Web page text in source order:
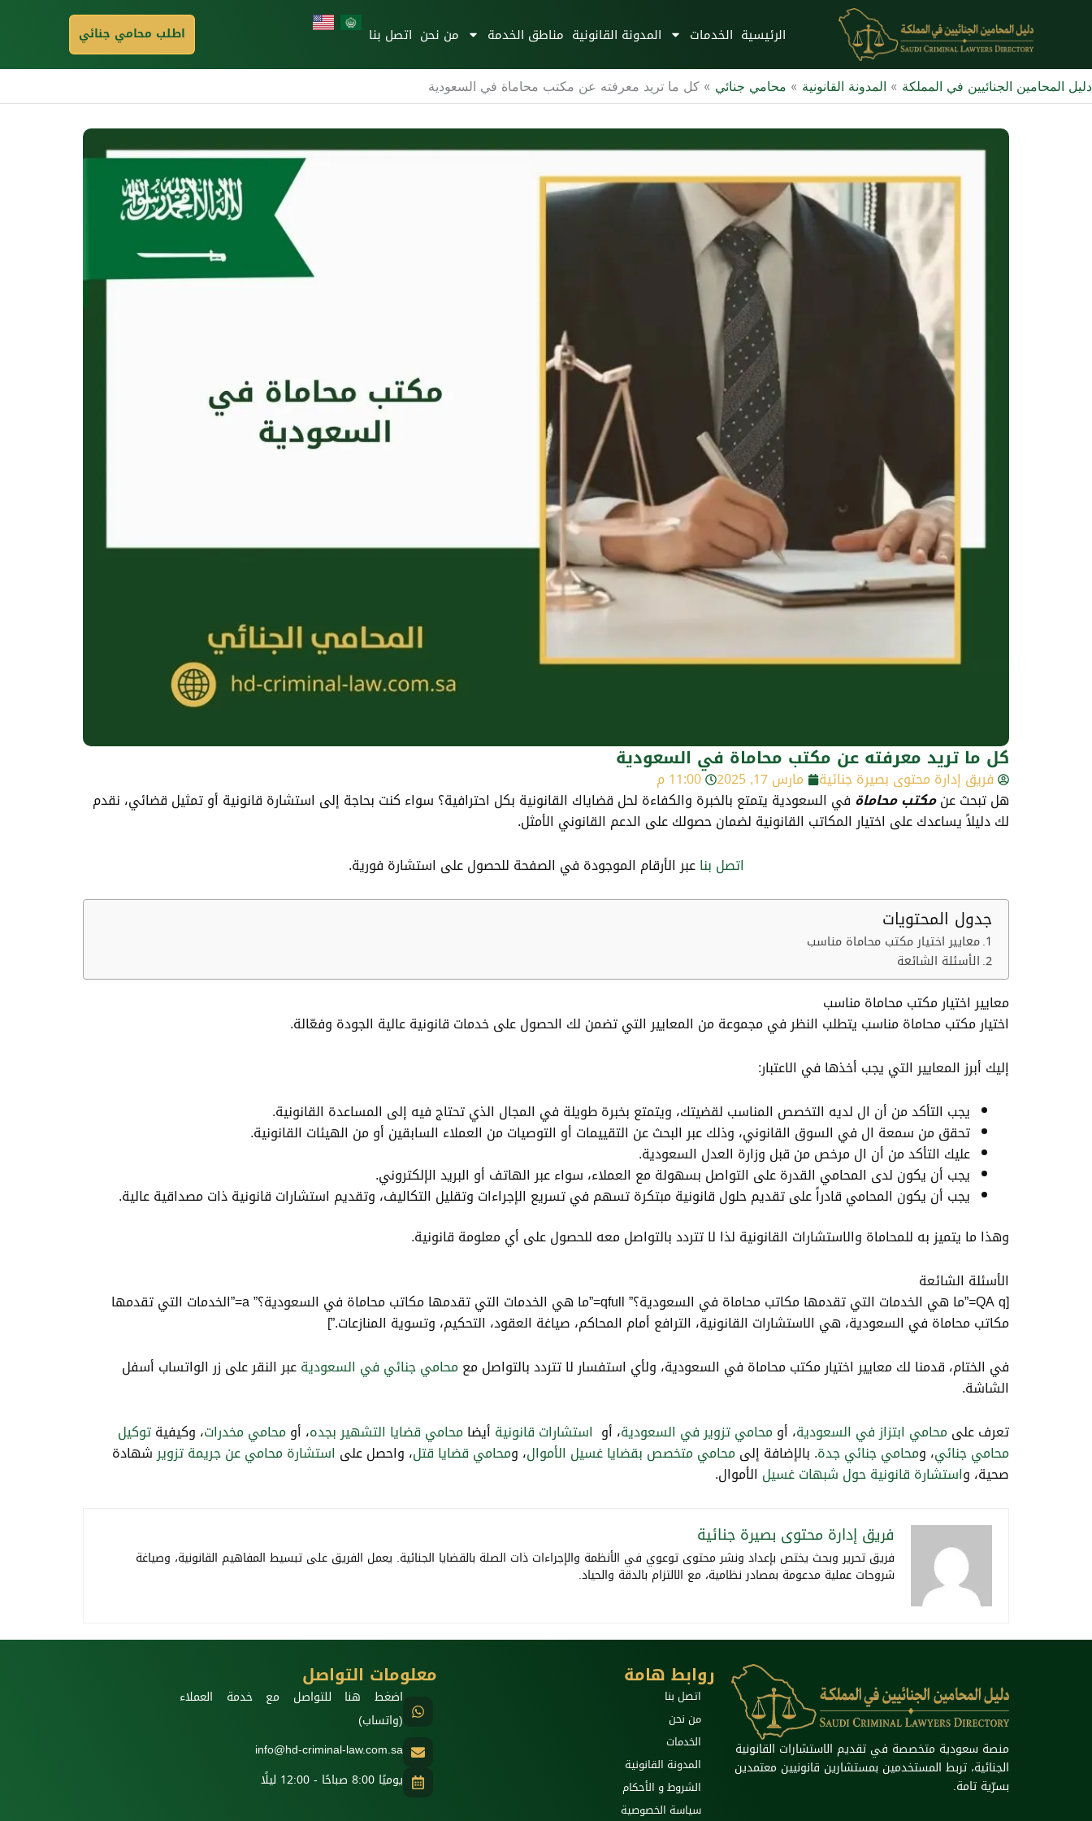
الرئيسية الخدمات المدونة القانونية مناطق الخدمة من نحن اتصل بنا اطلب محامي جنائي
دليل المحامين الجنائيين في المملكة » المدونة القانونية » محامي جنائي » كل ما تريد معرفته عن مكتب محاماة في السعودية
كل ما تريد معرفته عن مكتب محاماة في السعودية
فريق إدارة محتوى بصيرة جنائية مارس 17, 2025
11:00 م
هل تبحث عنمكتب محاماة في السعودية يتمتع بالخبرة والكفاءة لحل قضاياك القانونية بكل احترافية؟ سواء كنت بحاجة إلى استشارة قانونية أو تمثيل قضائي، نقدم
لك دليلاً يساعدك على اختيار المكاتب القانونية لضمان حصولك على الدعم القانوني الأمثل.
اتصل بناعبر الأرقام الموجودة في الصفحة للحصول على استشارة فورية.
جدول المحتويات
معايير اختيار مكتب محاماة مناسب
الأسئلة الشائعة
معايير اختيار مكتب محاماة مناسب
اختيار مكتب محاماة مناسب يتطلب النظر في مجموعة من المعايير التي تضمن لك الحصول على خدمات قانونية عالية الجودة وفعّالة.
إليك أبرز المعايير التي يجب أخذها في الاعتبار:
يجب التأكد من أن ال لديه التخصص المناسب لقضيتك، ويتمتع بخبرة طويلة في المجال الذي تحتاج فيه إلى المساعدة القانونية.
تحقق من سمعة ال في السوق القانوني، وذلك عبر البحث عن التقييمات أو التوصيات من العملاء السابقين أو من الهيئات القانونية.
عليك التأكد من أن ال مرخص من قبل وزارة العدل السعودية.
يجب أن يكون لدى المحامي القدرة على التواصل بسهولة مع العملاء، سواء عبر الهاتف أو البريد الإلكتروني.
يجب أن يكون المحامي قادراً على تقديم حلول قانونية مبتكرة تسهم في تسريع الإجراءات وتقليل التكاليف، وتقديم استشارات قانونية ذات مصداقية عالية.
وهذا ما يتميز به للمحاماة والاستشارات القانونية لذا لا تتردد بالتواصل معه للحصول على أي معلومة قانونية.
الأسئلة الشائعة
[QA q=”ما هي الخدمات التي تقدمها مكاتب محاماة في السعودية؟” qfull=”ما هي الخدمات التي تقدمها مكاتب محاماة في السعودية؟” a=”الخدمات التي تقدمها
مكاتب محاماة في السعودية، هي الاستشارات القانونية، الترافع أمام المحاكم، صياغة العقود، التحكيم، وتسوية المنازعات.”]
في الختام، قدمنا لك معايير اختيار مكتب محاماة في السعودية، ولأي استفسار لا تتردد بالتواصل معمحامي جنائي في السعوديةعبر النقر على زر الواتساب أسفل
الشاشة.
تعرف علىمحامي ابتزاز في السعودية، أومحامي تزوير في السعودية، أو استشارات قانونية أيضامحامي قضايا التشهير بجده، أومحامي مخدرات، وكيفيةتوكيل
محامي جنائي، ومحامي جنائي جدة. بالإضافة إلىمحامي متخصص بقضايا غسيل الأموال، ومحامي قضايا قتل، واحصل على استشارة محامي عن جريمة تزويرشهادة
صحية، واستشارة قانونية حول شبهات غسيل الأموال.
فريق إدارة محتوى بصيرة جنائية
فريق تحرير وبحث يختص بإعداد ونشر محتوى توعوي في الأنظمة والإجراءات ذات الصلة بالقضايا الجنائية. يعمل الفريق على تبسيط المفاهيم القانونية، وصياغة
شروحات عملية مدعومة بمصادر نظامية، مع الالتزام بالدقة والحياد.
منصة سعودية متخصصة في تقديم الاستشارات القانونية
الجنائية، تربط المستخدمين بمستشارين قانونيين معتمدين
بسرّية تامة.
روابط هامة
اتصل بنا
من نحن
الخدمات
المدونة القانونية
الشروط و الأحكام
سياسة الخصوصية
معلومات التواصل
اضغط هنا للتواصل مع خدمة العملاء
(واتساب)
info@hd-criminal-law.com.sa
يوميًا 8:00 صباحًا - 12:00 ليلًا